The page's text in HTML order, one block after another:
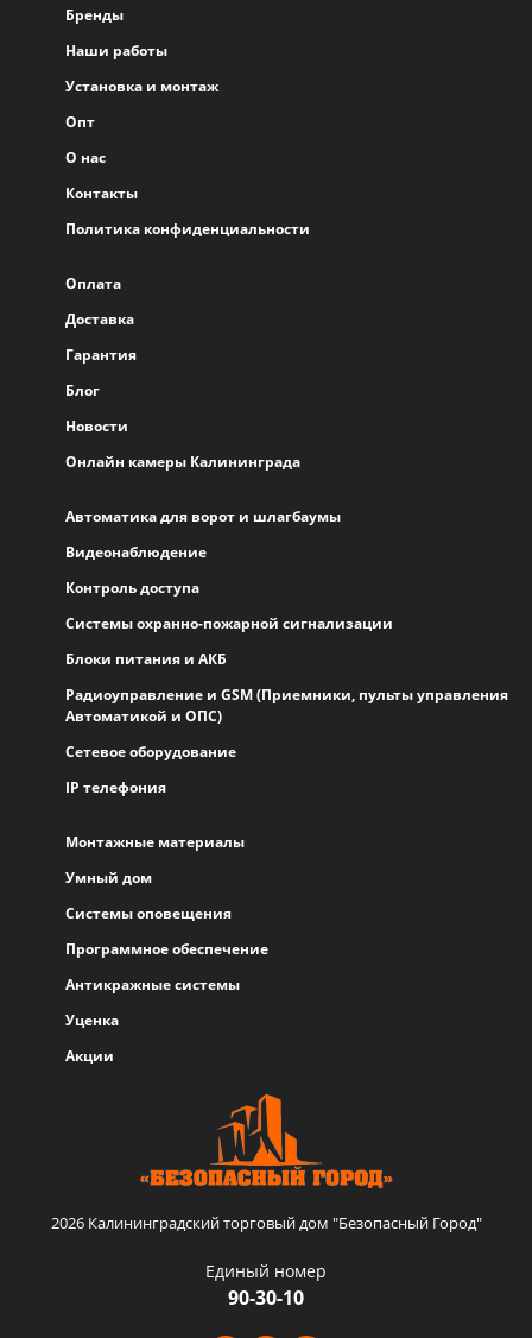
Бренды
Наши работы
Установка и монтаж
Опт
О нас
Контакты
Политика конфиденциальности
Оплата
Доставка
Гарантия
Блог
Новости
Онлайн камеры Калининграда
Автоматика для ворот и шлагбаумы
Видеонаблюдение
Контроль доступа
Системы охранно-пожарной сигнализации
Блоки питания и АКБ
Радиоуправление и GSM (Приемники, пульты управления
Автоматикой и ОПС)
Сетевое оборудование
IP телефония
Монтажные материалы
Умный дом
Системы оповещения
Программное обеспечение
Антикражные системы
Уценка
Акции
2026 Калининградский торговый дом "Безопасный Город"
Единый номер
90-30-10